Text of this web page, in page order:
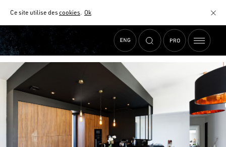
Ce site utilise descookies. Ok
MATÉRIAUX
NUANCIER
AIDE AU CHOIX
COMMENT CHOISIR MON PLAN DE TRAVAIL ?
COMMENT ENTRETENIR MON PLAN DE TRAVAIL ?
CONTRAT SÉRÉNITÉ
Accueil Actualités Îlot de cuisine : l’essentiel à ne pas oublier